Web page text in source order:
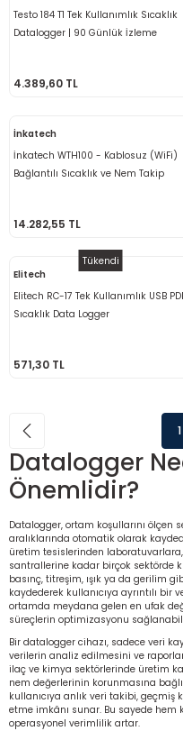
Testo 184 T1 Tek Kullanımlık Sıcaklık
Datalogger | 90 Günlük İzleme
4.389,60 TL
İnkatech
İnkatech WTH100 - Kablosuz (WiFi)
Bağlantılı Sıcaklık ve Nem Takip
14.282,55 TL
Tükendi
Elitech
Elitech RC-17 Tek Kullanımlık USB
Sıcaklık Data Logger
571,30 TL
1
Datalogger
Önemlidir?
Datalogger, ortam koşullarını
aralıklarında otomatik olarak
üretim tesislerinden laboratuvarlara,
santrallerine kadar birçok sektörde
basınç, titreşim, ışık ya da gerilim
kaydederek kullanıcıya ayrıntılı
ortamda meydana gelen en ufak
süreçlerin optimizasyonu
Bir datalogger cihazı, sadece veri
verilerin analiz edilmesini ve
ilaç ve kimya sektörlerinde üretim
nem değerlerinin korunmasına
kullanıcıya anlık veri takibi, geçmiş
etme imkânı sunar. Bu sayede
operasyonel verimlilik artar.